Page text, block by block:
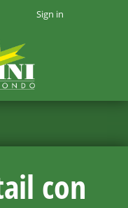
Sign in
con